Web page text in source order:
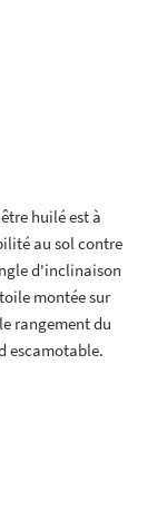
huilé est à
au sol contre
d'inclinaison
montée sur
rangement du
escamotable.